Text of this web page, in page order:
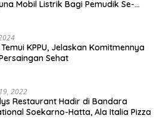
Mobil Listrik Bagi Pemudik Se-
KPPU, Jelaskan Komitmennya
Sehat
2022
Restaurant Hadir di Bandara
Soekarno-Hatta, Ala Italia Pizza